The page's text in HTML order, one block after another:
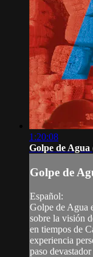
1:20:08
Golpe de
Golpe de
Español:
Golpe de Agua
sobre la visión
en tiempos de
experiencia
paso